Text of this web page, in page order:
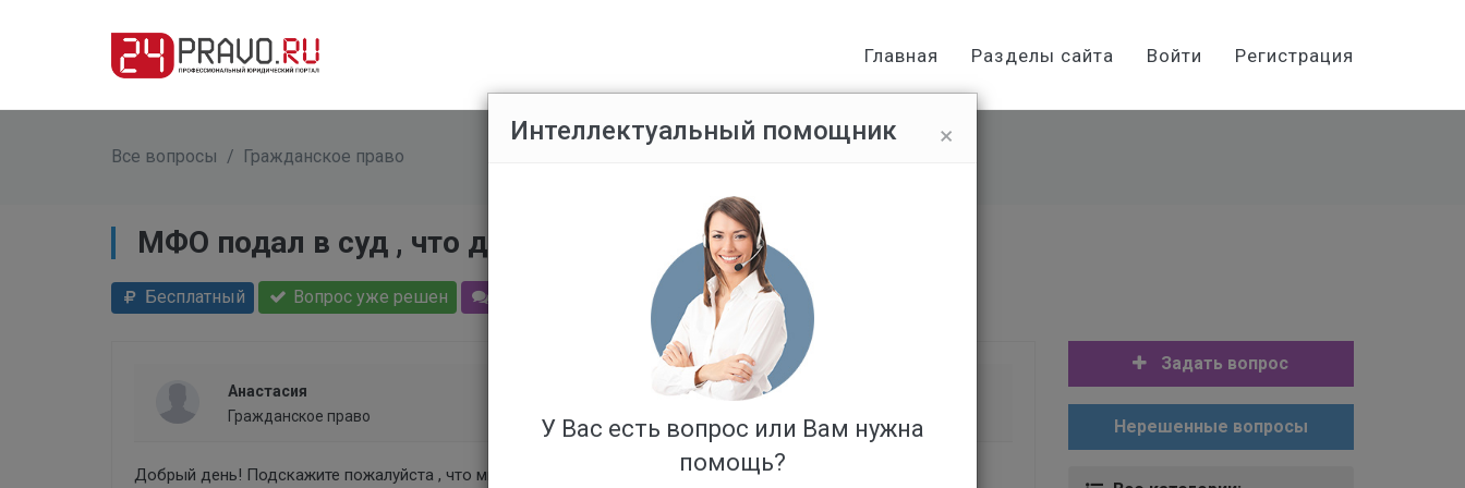
Главная Разделы сайта Войти Регистрация
Все вопросы / Гражданское право
МФО подал в суд , что делать?
Бесплатный Вопрос уже решен
Анастасия
Гражданское право
Добрый день! Подскажите пожалуйста , что мне делать!!!На меня подал МФО в мировой суд ....после чего я
Задать вопрос
Нерешенные вопросы
×
Интеллектуальный помощник
У Вас есть вопрос или Вам нужна
помощь?